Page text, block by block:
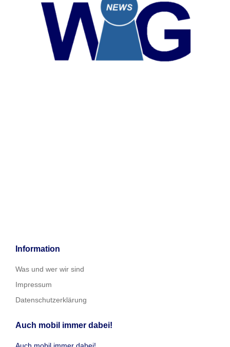
Information
Was und wer wir sind
Impressum
Datenschutzerklärung
Auch mobil immer dabei!